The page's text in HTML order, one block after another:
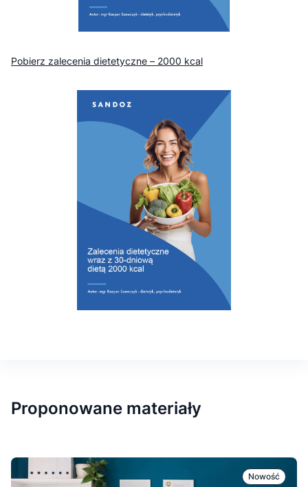
Pobierz zalecenia dietetyczne – 2000 kcal
Proponowane materiały
Nowość